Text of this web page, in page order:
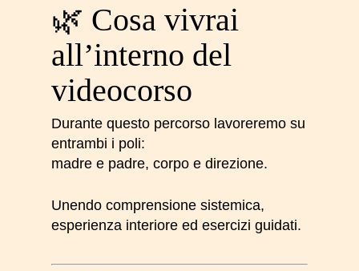
🌿 Cosa vivrai
all’interno del
videocorso
Durante questo percorso lavoreremo su
entrambi i poli:
madre e padre, corpo e direzione.
Unendo comprensione sistemica,
esperienza interiore ed esercizi guidati.